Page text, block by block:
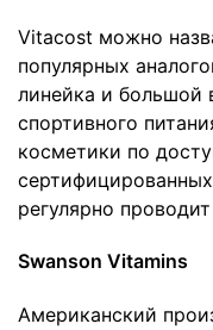
Vitacost можно
популярных
линейка и большой
спортивного
косметики по
регулярно
Swanson Vitamins
Американский